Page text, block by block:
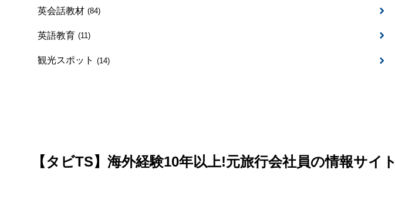
英会話教材 (84)
英語教育 (11)
観光スポット (14)
【タビTS】海外経験10年以上!元旅行会社員の情報サイト